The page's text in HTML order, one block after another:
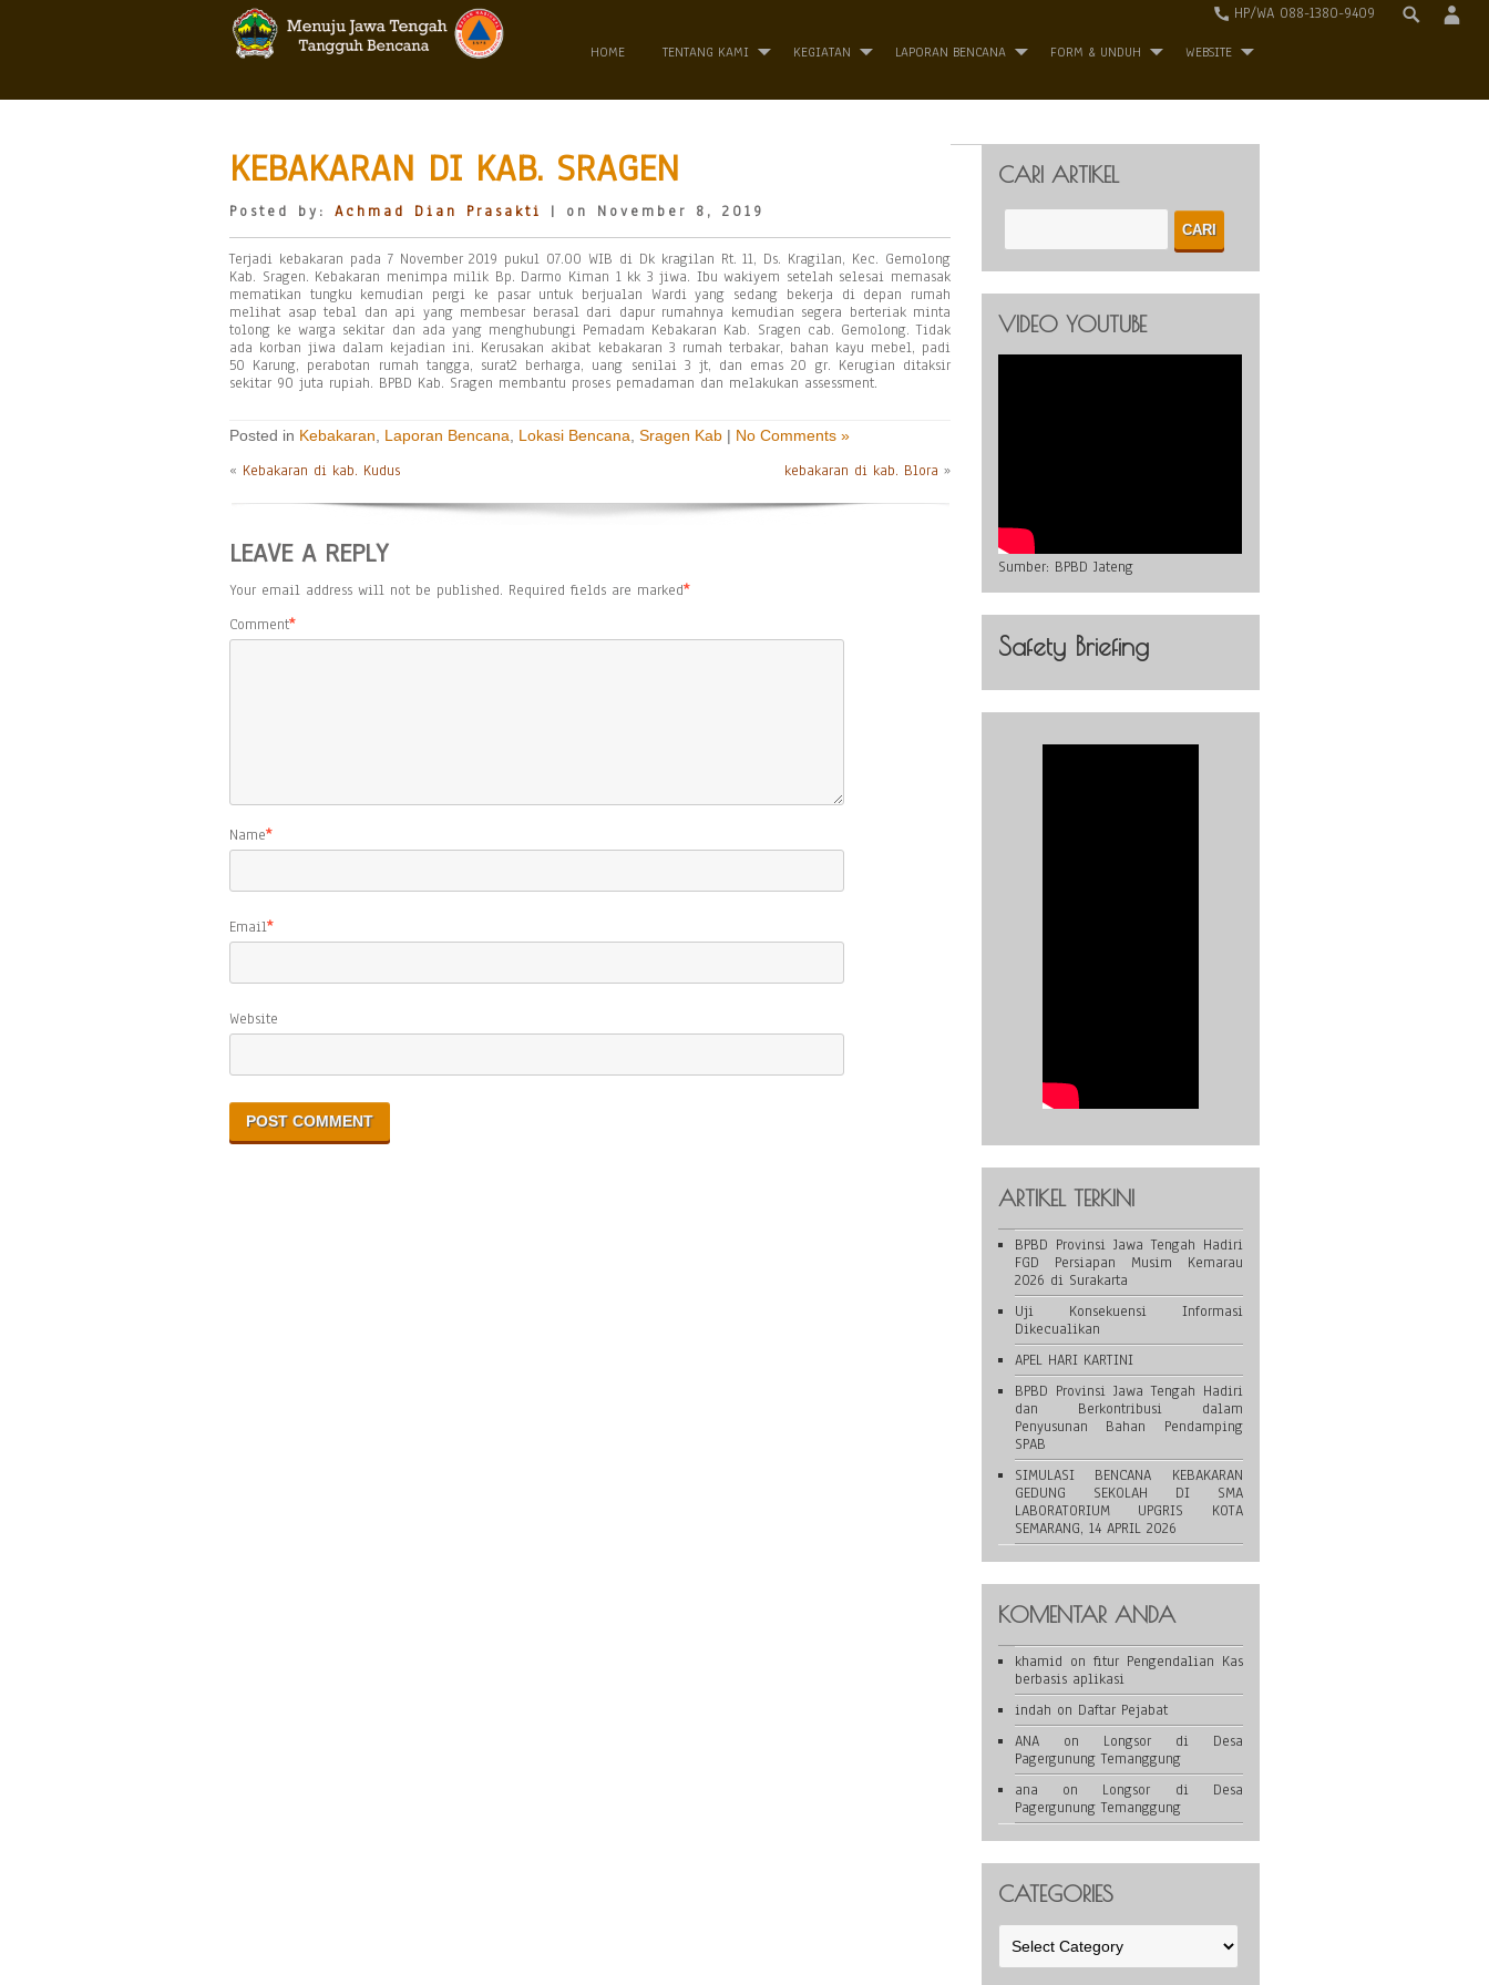
HP/WA 088-1380-9409
HOME TENTANG KAMI KEGIATAN LAPORAN BENCANA FORM & UNDUH WEBSITE
KEBAKARAN DI KAB. SRAGEN
Posted by: Achmad Dian Prasakti | on November 8, 2019
Terjadi kebakaran pada 7 November 2019 pukul 07.00 WIB di Dk kragilan Rt. 11, Ds. Kragilan, Kec. Gemolong
Kab. Sragen. Kebakaran menimpa milik Bp. Darmo Kiman 1 kk 3 jiwa. Ibu wakiyem setelah selesai memasak
mematikan tungku kemudian pergi ke pasar untuk berjualan Wardi yang sedang bekerja di depan rumah
melihat asap tebal dan api yang membesar berasal dari dapur rumahnya kemudian segera berteriak minta
tolong ke warga sekitar dan ada yang menghubungi Pemadam Kebakaran Kab. Sragen cab. Gemolong. Tidak
ada korban jiwa dalam kejadian ini. Kerusakan akibat kebakaran 3 rumah terbakar, bahan kayu mebel, padi
50 Karung, perabotan rumah tangga, surat2 berharga, uang senilai 3 jt, dan emas 20 gr. Kerugian ditaksir
sekitar 90 juta rupiah. BPBD Kab. Sragen membantu proses pemadaman dan melakukan assessment.
Posted in Kebakaran Laporan Bencana Lokasi Bencana Sragen Kab | No Comments »
« Kebakaran di kab. Kudus kebakaran di kab. Blora »
LEAVE A REPLY
Your email address will not be published. Required fields are marked*
Comment*
Name*
Email*
Website
CARI ARTIKEL
VIDEO YOUTUBE
Sumber: BPBD Jateng
Safety Briefing
ARTIKEL TERKINI
BPBD Provinsi Jawa Tengah Hadiri
FGD Persiapan Musim Kemarau
2026 di Surakarta
Uji Konsekuensi Informasi
Dikecualikan
APEL HARI KARTINI
BPBD Provinsi Jawa Tengah Hadiri
dan Berkontribusi dalam
Penyusunan Bahan Pendamping
SPAB
SIMULASI BENCANA KEBAKARAN
GEDUNG SEKOLAH DI SMA
LABORATORIUM UPGRIS KOTA
SEMARANG, 14 APRIL 2026
KOMENTAR ANDA
khamid on fitur Pengendalian Kas
berbasis aplikasi
indah on Daftar Pejabat
ANAon Longsor di Desa
Pagergunung Temanggung
ana on Longsor di Desa
Pagergunung Temanggung
CATEGORIES
Categories